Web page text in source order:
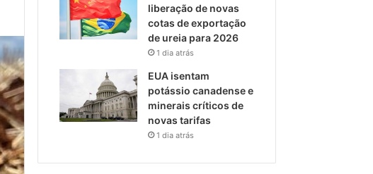
liberação de novas
cotas de exportação
de ureia para 2026
1 dia atrás
EUA isentam
potássio canadense e
minerais críticos de
novas tarifas
1 dia atrás